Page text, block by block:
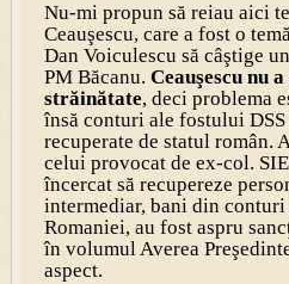
Nu-mi propun să reiau aici
Ceauşescu, care a fost o
Dan Voiculescu să câştige
PM Băcanu. Ceauşescu nu
străinătate, deci problema
însă conturi ale fostului DSS
recuperate de statul român.
celui provocat de ex-col.
încercat să recupereze
intermediar, bani din conturi
Romaniei, au fost aspru
în volumul Averea
aspect.